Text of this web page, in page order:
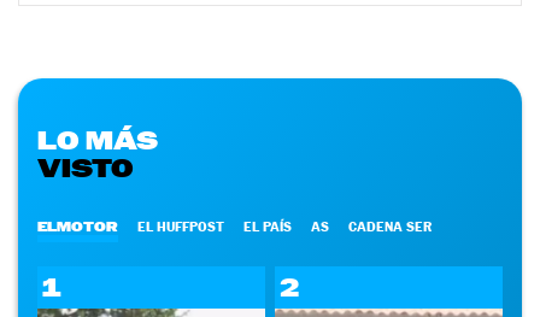
LO MÁS
VISTO
ELMOTOR EL HUFFPOST EL PAÍS AS CADENA SER
1 2